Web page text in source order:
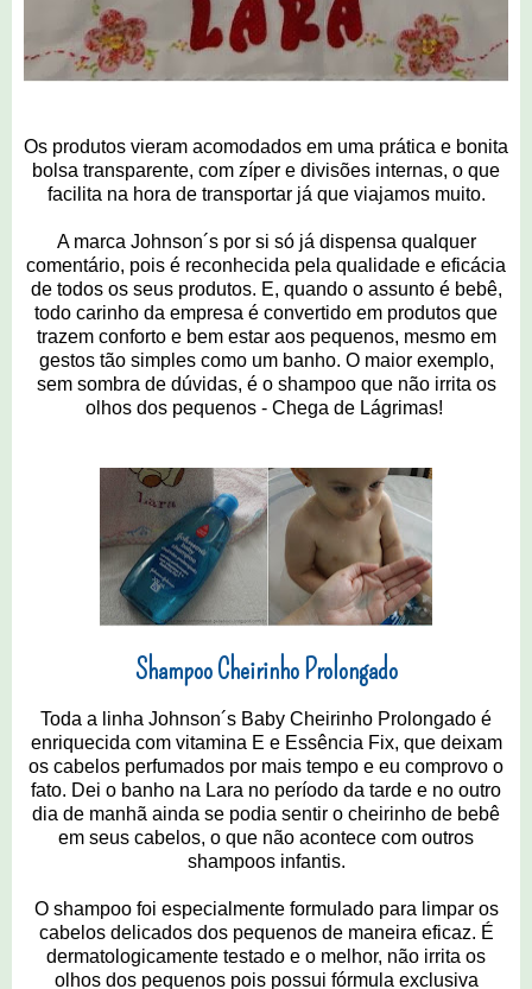
Os produtos vieram acomodados em uma prática e bonita
bolsa transparente, com zíper e divisões internas, o que
facilita na hora de transportar já que viajamos muito.
A marca Johnson´s por si só já dispensa qualquer
comentário, pois é reconhecida pela qualidade e eficácia
de todos os seus produtos. E, quando o assunto é bebê,
todo carinho da empresa é convertido em produtos que
trazem conforto e bem estar aos pequenos, mesmo em
gestos tão simples como um banho. O maior exemplo,
sem sombra de dúvidas, é o shampoo que não irrita os
olhos dos pequenos - Chega de Lágrimas!
Shampoo Cheirinho Prolongado
Toda a linha Johnson´s Baby Cheirinho Prolongado é
enriquecida com vitamina E e Essência Fix, que deixam
os cabelos perfumados por mais tempo e eu comprovo o
fato. Dei o banho na Lara no período da tarde e no outro
dia de manhã ainda se podia sentir o cheirinho de bebê
em seus cabelos, o que não acontece com outros
shampoos infantis.
O shampoo foi especialmente formulado para limpar os
cabelos delicados dos pequenos de maneira eficaz. É
dermatologicamente testado e o melhor, não irrita os
olhos dos pequenos pois possui fórmula exclusiva